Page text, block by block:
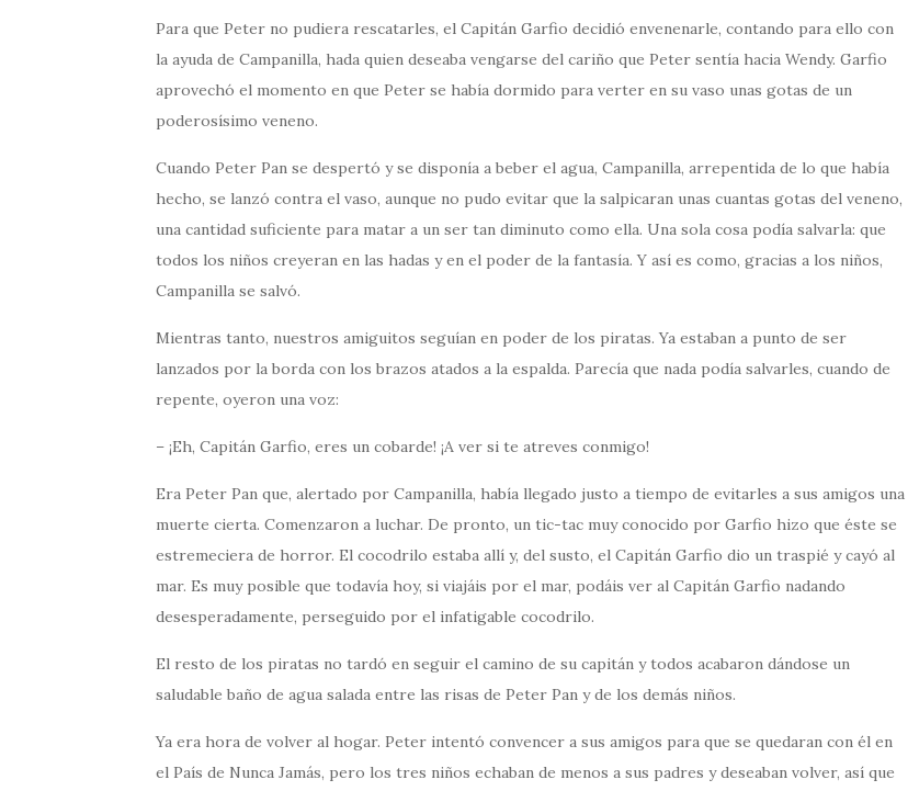
Para que Peter no pudiera rescatarles, el Capitán Garfio decidió envenenarle, contando para ello con
la ayuda de Campanilla, hada quien deseaba vengarse del cariño que Peter sentía hacia Wendy. Garfio
aprovechó el momento en que Peter se había dormido para verter en su vaso unas gotas de un
poderosísimo veneno.
Cuando Peter Pan se despertó y se disponía a beber el agua, Campanilla, arrepentida de lo que había
hecho, se lanzó contra el vaso, aunque no pudo evitar que la salpicaran unas cuantas gotas del veneno,
una cantidad suficiente para matar a un ser tan diminuto como ella. Una sola cosa podía salvarla: que
todos los niños creyeran en las hadas y en el poder de la fantasía. Y así es como, gracias a los niños,
Campanilla se salvó.
Mientras tanto, nuestros amiguitos seguían en poder de los piratas. Ya estaban a punto de ser
lanzados por la borda con los brazos atados a la espalda. Parecía que nada podía salvarles, cuando de
repente, oyeron una voz:
– ¡Eh, Capitán Garfio, eres un cobarde! ¡A ver si te atreves conmigo!
Era Peter Pan que, alertado por Campanilla, había llegado justo a tiempo de evitarles a sus amigos una
muerte cierta. Comenzaron a luchar. De pronto, un tic-tac muy conocido por Garfio hizo que éste se
estremeciera de horror. El cocodrilo estaba allí y, del susto, el Capitán Garfio dio un traspié y cayó al
mar. Es muy posible que todavía hoy, si viajáis por el mar, podáis ver al Capitán Garfio nadando
desesperadamente, perseguido por el infatigable cocodrilo.
El resto de los piratas no tardó en seguir el camino de su capitán y todos acabaron dándose un
saludable baño de agua salada entre las risas de Peter Pan y de los demás niños.
Ya era hora de volver al hogar. Peter intentó convencer a sus amigos para que se quedaran con él en
el País de Nunca Jamás, pero los tres niños echaban de menos a sus padres y deseaban volver, así que